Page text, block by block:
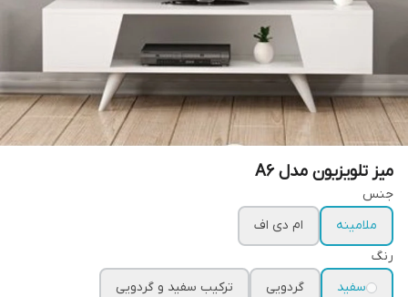
میز تلویزیون مدل A6
جنس
ملامینه
ام دی اف
رنگ
سفید
گردویی ترکیب سفید و گردویی